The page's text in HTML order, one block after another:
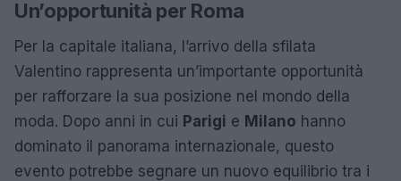
Un’opportunità per Roma
Per la capitale italiana, l’arrivo della sfilata
Valentino rappresenta un’importante opportunità
per rafforzare la sua posizione nel mondo della
moda. Dopo anni in cui Parigi e Milano hanno
dominato il panorama internazionale, questo
evento potrebbe segnare un nuovo equilibrio tra i